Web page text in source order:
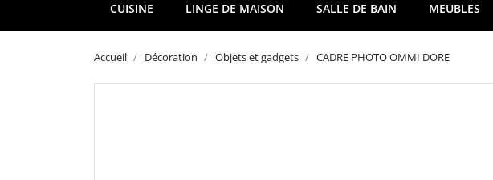
CUISINE LINGE DE MAISON SALLE DE BAIN MEUBLES
Accueil Décoration Objets et gadgets CADRE PHOTO OMMI DORE